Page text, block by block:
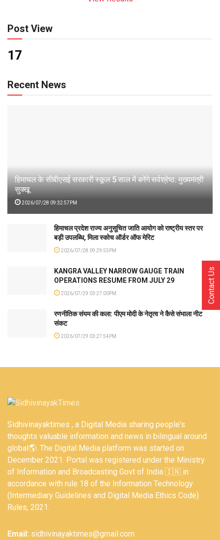
Post View
17
Recent News
हिमाचल के सीबीएसई सरकारी स्कूल 5 साल में बनेंगे सर्वश्रेष्ठ: मुख्यमंत्री
सुक्खू
2026/07/28 09:32:57PM
हिमाचल प्रदेश राज्य अनुसूचित जाति आयोग को राष्ट्रीय स्तर पर
बड़ी उपलब्धि, मिला स्कोच ऑर्डर ऑफ मेरिट
2026/07/28 09:29:55PM
KANGRA VALLEY NARROW GAUGE TRAIN
OPERATIONS RESUME FROM JULY 29
2026/07/29 03:27:00PM
रणनीतिक संयम की कला: पीएम मोदी के नेतृत्व ने कैसे संभाला नीट
संकट
2026/07/29 03:27:54PM
Sidhivinayaktimes , a Digital Media sharing people's
thoughts valuable information and news in bilingual around
global🌎. The Digital Media platform was started on
December 2021. Portal was registered under the Ministry
of Information and Broadcasting Govt of India 🇮🇳 in
accordance with rule 18 of the Information Technology
(Intermediary Guidelines and Digital Media Ethics Code)
Rules, 2021.
Email: sidhivinayaktimes@gmail.com
Contact Us